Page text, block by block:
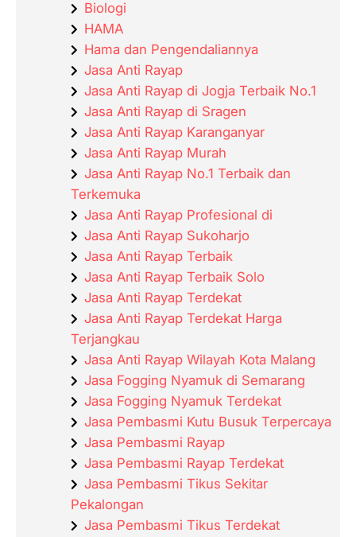
Biologi
HAMA
Hama dan Pengendaliannya
Jasa Anti Rayap
Jasa Anti Rayap di Jogja Terbaik No.1
Jasa Anti Rayap di Sragen
Jasa Anti Rayap Karanganyar
Jasa Anti Rayap Murah
Jasa Anti Rayap No.1 Terbaik dan
Terkemuka
Jasa Anti Rayap Profesional di
Jasa Anti Rayap Sukoharjo
Jasa Anti Rayap Terbaik
Jasa Anti Rayap Terbaik Solo
Jasa Anti Rayap Terdekat
Jasa Anti Rayap Terdekat Harga
Terjangkau
Jasa Anti Rayap Wilayah Kota Malang
Jasa Fogging Nyamuk di Semarang
Jasa Fogging Nyamuk Terdekat
Jasa Pembasmi Kutu Busuk Terpercaya
Jasa Pembasmi Rayap
Jasa Pembasmi Rayap Terdekat
Jasa Pembasmi Tikus Sekitar
Pekalongan
Jasa Pembasmi Tikus Terdekat